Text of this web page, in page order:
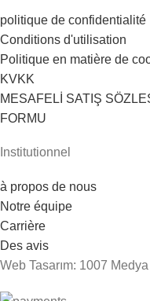
politique de confidentialité
Conditions d'utilisation
Politique en matière de
KVKK
MESAFELİ SATIŞ
FORMU
Institutionnel
à propos de nous
Notre équipe
Carrière
Des avis
Web Tasarım: 1007 Medya